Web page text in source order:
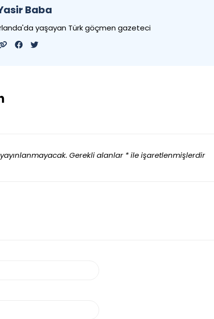
Baba
yaşayan Türk göçmen gazeteci
Gerekli alanlar *ile işaretlenmişlerdir